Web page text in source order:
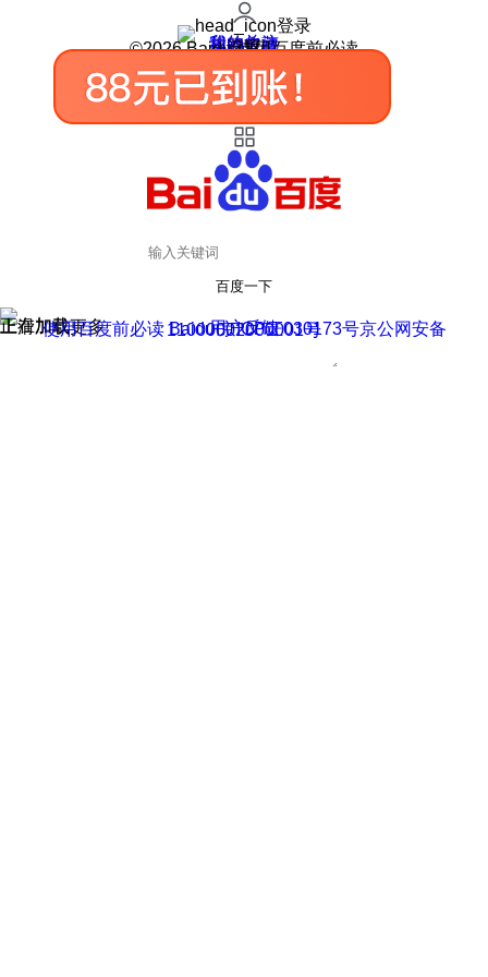
登录
我的关注
我的收藏
皮肤中心
用户反馈
设置
©2026 Baidu 使用百度前必读
百度一下
正在加载
上滑加载更多 用户反馈
使用百度前必读 Baidu 京ICP证030173号
京公网安备11000002000001号